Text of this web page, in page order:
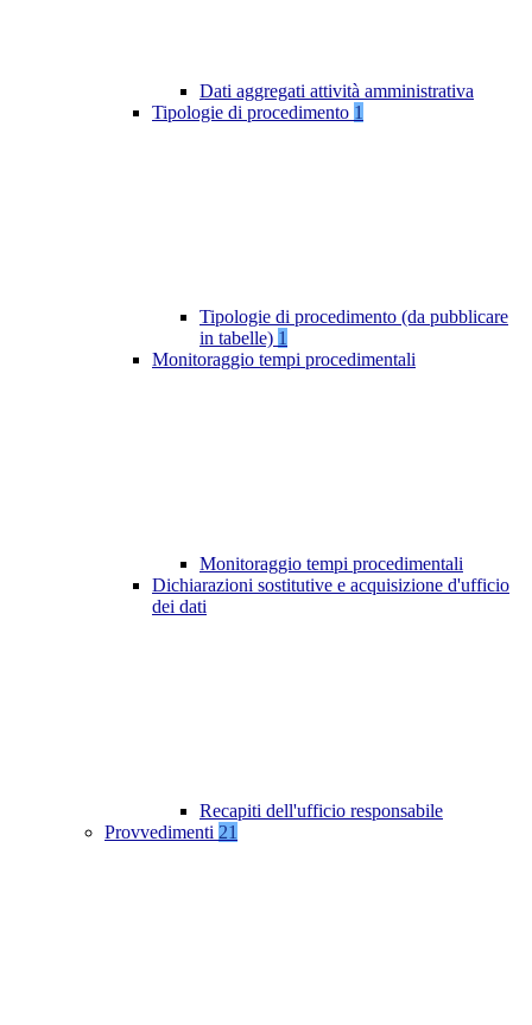
Dati aggregati attività amministrativa
Tipologie di procedimento 1
Tipologie di procedimento (da pubblicare
in tabelle) 1
Monitoraggio tempi procedimentali
Monitoraggio tempi procedimentali
Dichiarazioni sostitutive e acquisizione d'ufficio
dei dati
Recapiti dell'ufficio responsabile
Provvedimenti 21